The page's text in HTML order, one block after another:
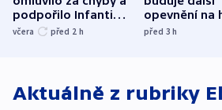
podpořilo Infantina.
UEFA trvá na
včera před 2 h
opevnění na
s Běloruskem
před 3h
Aktuálně z rubriky